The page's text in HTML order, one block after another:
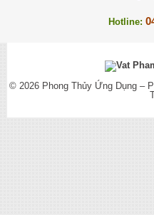
Hotline:
© 2026 Phong Thủy Ứng Dụng –